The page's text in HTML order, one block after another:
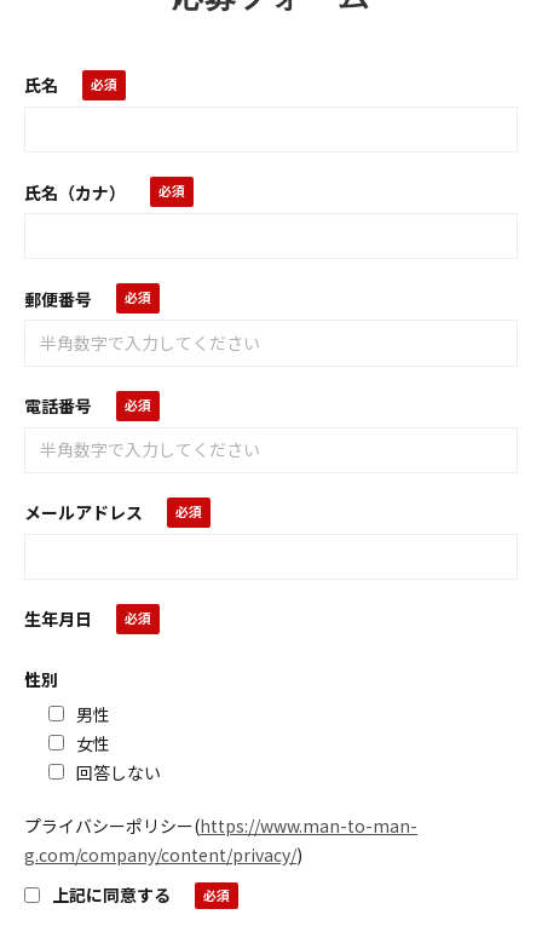
氏名
氏名（カナ）
郵便番号
電話番号
メールアドレス
生年月日
性別
男性
女性
回答しない
プライバシーポリシー(https://www.man-to-man-
g.com/company/content/privacy/)
上記に同意する